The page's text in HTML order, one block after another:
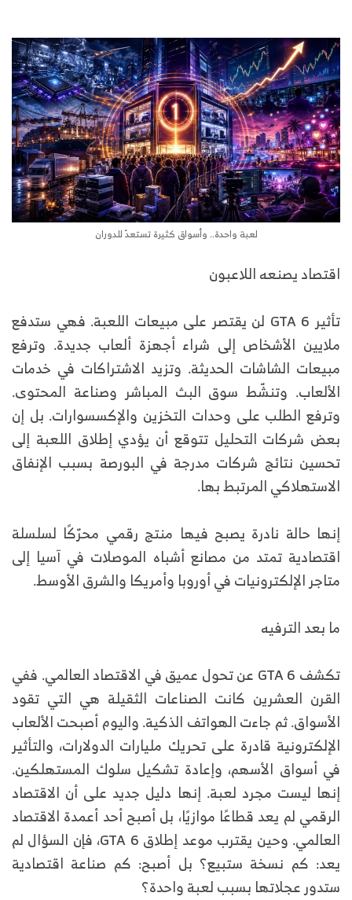
لعبة واحدة.. وأسواق كثيرة تستعدّ للدوران
اقتصاد يصنعه اللاعبون
تأثير GTA 6 لن يقتصر على مبيعات اللعبة. فهي ستدفع
ملايين الأشخاص إلى شراء أجهزة ألعاب جديدة. وترفع
مبيعات الشاشات الحديثة. وتزيد الاشتراكات في خدمات
الألعاب. وتنشّط سوق البث المباشر وصناعة المحتوى.
وترفع الطلب على وحدات التخزين والإكسسوارات. بل إن
بعض شركات التحليل تتوقع أن يؤدي إطلاق اللعبة إلى
تحسين نتائج شركات مدرجة في البورصة بسبب الإنفاق
الاستهلاكي المرتبط بها.
إنها حالة نادرة يصبح فيها منتج رقمي محرّكًا لسلسلة
اقتصادية تمتد من مصانع أشباه الموصلات في آسيا إلى
متاجر الإلكترونيات في أوروبا وأمريكا والشرق الأوسط.
ما بعد الترفيه
تكشف GTA 6 عن تحول عميق في الاقتصاد العالمي. ففي
القرن العشرين كانت الصناعات الثقيلة هي التي تقود
الأسواق. ثم جاءت الهواتف الذكية. واليوم أصبحت الألعاب
الإلكترونية قادرة على تحريك مليارات الدولارات، والتأثير
في أسواق الأسهم، وإعادة تشكيل سلوك المستهلكين.
إنها ليست مجرد لعبة. إنها دليل جديد على أن الاقتصاد
الرقمي لم يعد قطاعًا موازيًا، بل أصبح أحد أعمدة الاقتصاد
العالمي. وحين يقترب موعد إطلاق GTA 6، فإن السؤال لم
يعد: كم نسخة ستبيع؟ بل أصبح: كم صناعة اقتصادية
ستدور عجلاتها بسبب لعبة واحدة؟